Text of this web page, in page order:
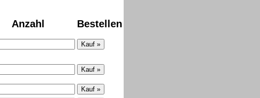
Anzahl
Bestellen